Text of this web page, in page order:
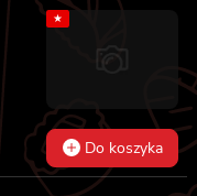
★
Do koszyka